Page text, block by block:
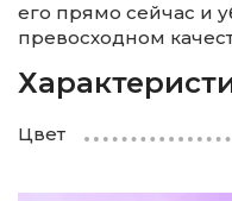
его прямо сейчас и
превосходном
Цвет